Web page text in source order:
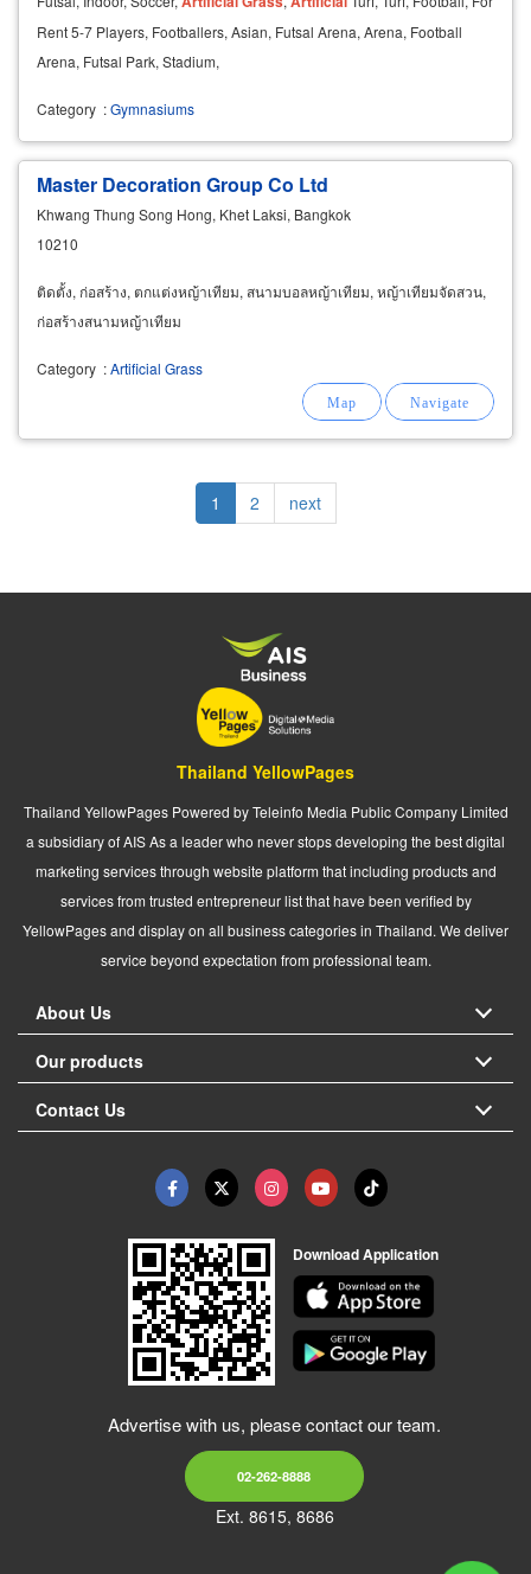
Rent 5-7 Players, Footballers, Asian, Futsal Arena, Arena, Football
Arena, Futsal Park, Stadium,
Category :Gymnasiums
Master Decoration Group Co Ltd
Khwang Thung Song Hong, Khet Laksi, Bangkok
10210
ติดตั้ง, ก่อสร้าง, ตกแต่งหญ้าเทียม, สนามบอลหญ้าเทียม, หญ้าเทียมจัดสวน,
ก่อสร้างสนามหญ้าเทียม
Category :Artificial Grass
Current
page
1 Page
2
Next
page
next
Thailand YellowPages
Thailand YellowPages Powered by Teleinfo Media Public Company Limited
a subsidiary of AIS As a leader who never stops developing the best digital
marketing services through website platform that including products and
services from trusted entrepreneur list that have been verified by
YellowPages and display on all business categories in Thailand. We deliver
service beyond expectation from professional team.
About Us
Our products
Contact Us
Download Application
Advertise with us, please contact our team.
02-262-8888
Ext. 8615, 8686